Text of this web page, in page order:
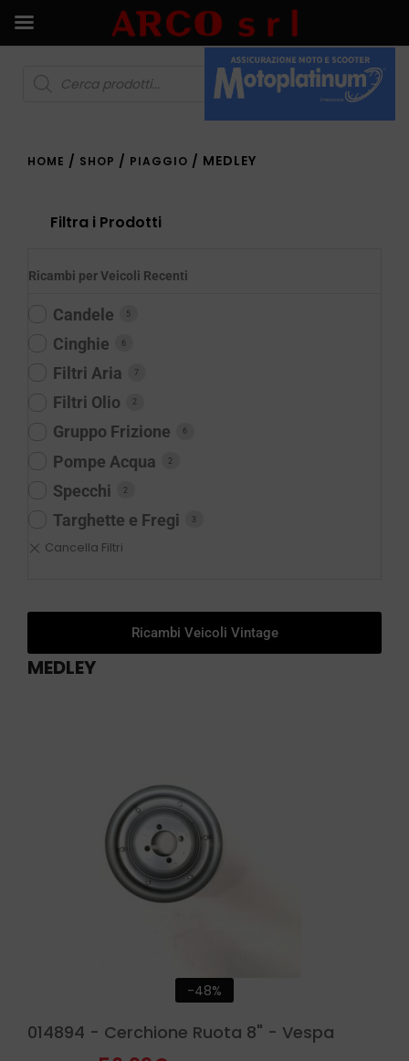
HOME / SHOP / PIAGGIO / MEDLEY
Filtra i Prodotti
Ricambi per Veicoli Recenti
Candele 5
Cinghie 6
Filtri Aria 7
Filtri Olio 2
Gruppo Frizione 6
Pompe Acqua 2
Specchi 2
Targhette e Fregi 3
Ricambi Veicoli Vintage
MEDLEY
-48%
014894 - Cerchione Ruota 8" - Vespa